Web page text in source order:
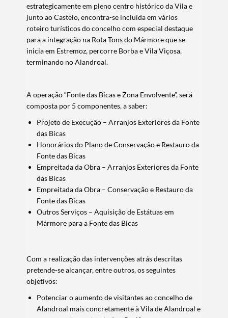
estrategicamente em pleno centro histórico da Vila e
junto ao Castelo, encontra-se incluída em vários
roteiro turísticos do concelho com especial destaque
para a integração na Rota Tons do Mármore que se
inicia em Estremoz, percorre Borba e Vila Viçosa,
terminando no Alandroal.
A operação “Fonte das Bicas e Zona Envolvente”, será
composta por 5 componentes, a saber:
Projeto de Execução – Arranjos Exteriores da Fonte
das Bicas
Honorários do Plano de Conservação e Restauro da
Fonte das Bicas
Empreitada da Obra – Arranjos Exteriores da Fonte
das Bicas
Empreitada da Obra – Conservação e Restauro da
Fonte das Bicas
Outros Serviços – Aquisição de Estátuas em
Mármore para a Fonte das Bicas
Com a realização das intervenções atrás descritas
pretende-se alcançar, entre outros, os seguintes
objetivos:
Potenciar o aumento de visitantes ao concelho de
Alandroal mais concretamente à Vila de Alandroal e